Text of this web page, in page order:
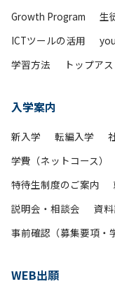
Growth Program
生
ICTツールの活用
学習方法
トップア
入学案内
新入学 転編入学
学費（ネットコース）
特待生制度のご案内
説明会・相談会
資
事前確認（募集要項・
WEB出願